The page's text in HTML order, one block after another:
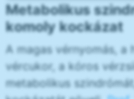
Metabolikus
komoly kockázat
A magas vérnyomás, a
vércukor, a kóros
metabolikus